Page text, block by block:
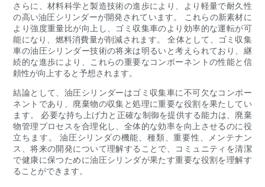
さらに、材料科学と製造技術の進歩により、より軽量で耐久性
の高い油圧シリンダーが開発されています。 これらの新素材に
より強度重量比が向上し、ゴミ収集車のより効率的な運転が可
能になり、燃料消費量が削減されます。 全体として、ゴミ収集
車の油圧シリンダー技術の将来は明るいと考えられており、継
続的な進歩により、これらの重要なコンポーネントの性能と信
頼性が向上すると予想されます。
結論として、油圧シリンダーはゴミ収集車に不可欠なコンポー
ネントであり、廃棄物の収集と処理に重要な役割を果たしてい
ます。 必要な持ち上げ力と正確な制御を提供する能力は、廃棄
物管理プロセスを合理化し、全体的な効率を向上させるのに役
立ちます。 油圧シリンダの機能、種類、重要性、メンテナン
ス、将来の開発について理解することで、コミュニティを清潔
で健康に保つために油圧シリンダが果たす重要な役割を理解す
ることができます。